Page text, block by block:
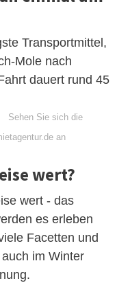
Transportmittel,
Mole nach
dauert rund 45
Sehen Sie sich die
an
wert?
wert - das
es erleben
Facetten und
im Winter